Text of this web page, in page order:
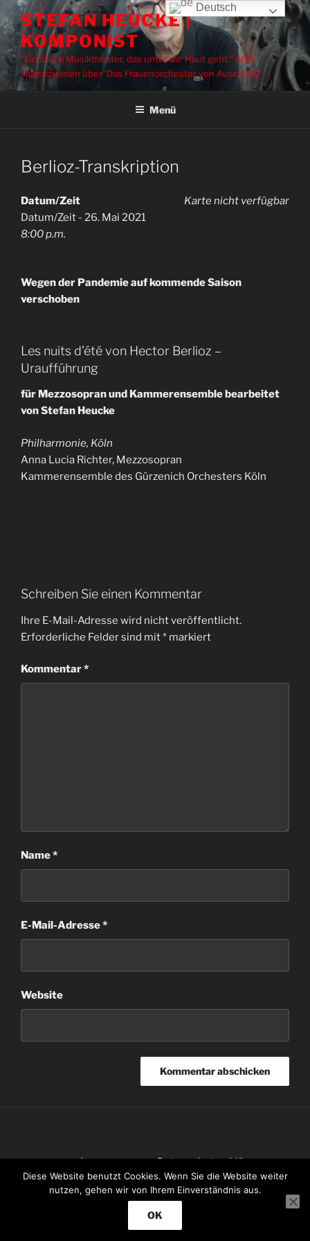
Zum
Inhalt
springen
STEFAN HEUCKE |
KOMPONIST
"Ein Stück Musiktheater, das unter die Haut geht." ARD
Tagesthemen über 'Das Frauenorchester von Auschwitz'
Menü
Berlioz-Transkription
Karte nicht verfügbar
Datum/Zeit
Datum/Zeit - 26. Mai 2021
8:00 p.m.
Wegen der Pandemie auf kommende Saison
verschoben
Les nuits d’été von Hector Berlioz –
Uraufführung
für Mezzosopran und Kammerensemble bearbeitet
von Stefan Heucke
Philharmonie, Köln
Anna Lucia Richter, Mezzosopran
Kammerensemble des Gürzenich Orchesters Köln
Schreiben Sie einen Kommentar
Ihre E-Mail-Adresse wird nicht veröffentlicht.
Erforderliche Felder sind mit* markiert
Kommentar*
Name*
E-Mail-Adresse*
Website
Kontakt Impressum Datenschutzerklärung
Deutsch
Diese Website benutzt Cookies. Wenn Sie die Website weiter
nutzen, gehen wir von Ihrem Einverständnis aus.
OK